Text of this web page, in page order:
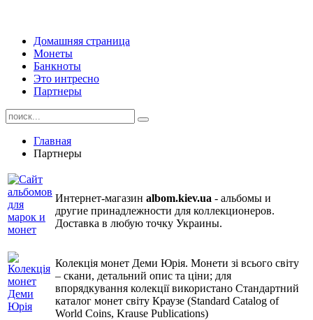
Домашняя страница
Монеты
Банкноты
Это интресно
Партнеры
Главная
Партнеры
Интернет-магазин albom.kiev.ua - альбомы и
другие принадлежности для коллекционеров.
Доставка в любую точку Украины.
Колекція монет Деми Юрія. Монети зі всього світу
– скани, детальний опис та ціни; для
впорядкування колекції використано Стандартний
каталог монет світу Краузе (Standard Catalog of
World Coins, Krause Publications)